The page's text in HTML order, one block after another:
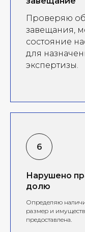
Проверяю
завещания,
состояние
для
экспертизы.
Нарушено
долю
Определяю
размер и
предоставлена.